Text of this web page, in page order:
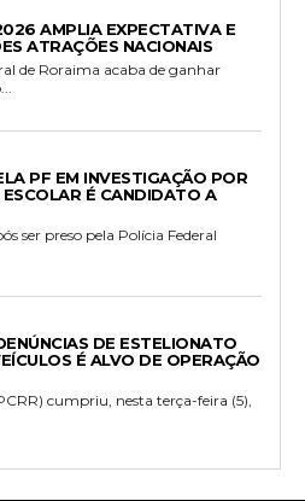
AMPLIA EXPECTATIVA E
ATRAÇÕES NACIONAIS
de Roraima acaba de ganhar
PF EM INVESTIGAÇÃO POR
É CANDIDATO A
ser preso pela Polícia Federal
DE ESTELIONATO
É ALVO DE OPERAÇÃO
cumpriu, nesta terça-feira (5),